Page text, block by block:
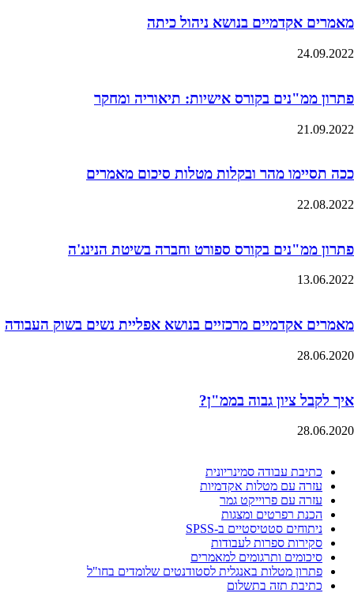
מאמרים אקדמיים בנושא ניהול כיתה
24.09.2022
פתרון ממ"נים בקורס אישיות: תיאוריה ומחקר
21.09.2022
ככה תסיימו מהר ובקלות מטלות סיכום מאמרים
22.08.2022
פתרון ממ"נים בקורס ספורט וחברה בשיטת הנינג'ה
13.06.2022
מאמרים אקדמיים מרכזיים בנושא אפליית נשים בשוק העבודה
28.06.2020
איך לקבל ציון גבוה בממ"ן?
28.06.2020
כתיבת עבודה סמינריונית
עזרה עם מטלות אקדמיות
עזרה עם פרוייקט גמר
הכנת רפרטים ומצגות
ניתוחים סטטיסטיים ב-SPSS
סקירות ספרות לעבודות
סיכומים ותרגומים למאמרים
פתרון מטלות באנגלית לסטודנטים שלומדים בחו"ל
כתיבת תזה בתשלום